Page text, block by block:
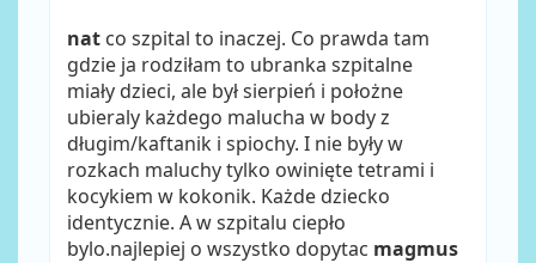
nat co szpital to inaczej. Co prawda tam
gdzie ja rodziłam to ubranka szpitalne
miały dzieci, ale był sierpień i położne
ubieraly każdego malucha w body z
długim/kaftanik i spiochy. I nie były w
rozkach maluchy tylko owinięte tetrami i
kocykiem w kokonik. Każde dziecko
identycznie. A w szpitalu ciepło
bylo.najlepiej o wszystko dopytac magmus